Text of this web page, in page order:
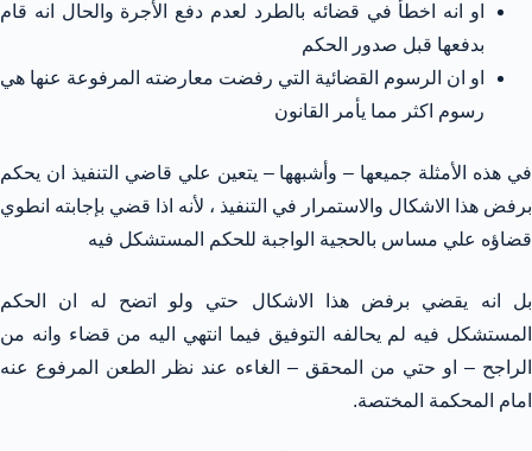
او انه اخطأ في قضائه بالطرد لعدم دفع الأجرة والحال انه قام
بدفعها قبل صدور الحكم
او ان الرسوم القضائية التي رفضت معارضته المرفوعة عنها هي
رسوم اكثر مما يأمر القانون
في هذه الأمثلة جميعها – وأشبهها – يتعين علي قاضي التنفيذ ان يحكم
برفض هذا الاشكال والاستمرار في التنفيذ ، لأنه اذا قضي بإجابته انطوي
قضاؤه علي مساس بالحجية الواجبة للحكم المستشكل فيه
بل انه يقضي برفض هذا الاشكال حتي ولو اتضح له ان الحكم
المستشكل فيه لم يحالفه التوفيق فيما انتهي اليه من قضاء وانه من
الراجح – او حتي من المحقق – الغاءه عند نظر الطعن المرفوع عنه
امام المحكمة المختصة.